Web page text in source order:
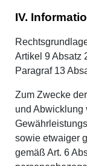
IV.
Artikel 9 Absatz
Paragraf 13
Zum Zwecke
und Abwicklung
sowie etwaiger
gemäß Art. 6